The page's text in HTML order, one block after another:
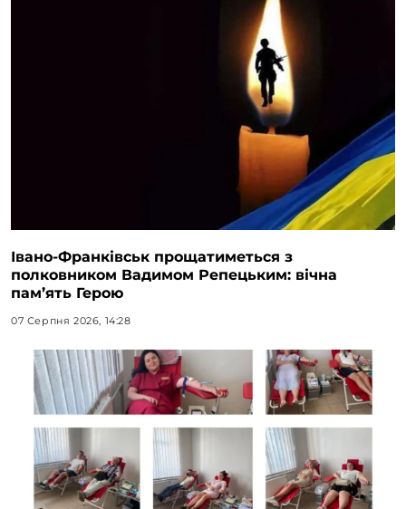
Івано-Франківськ прощатиметься з
полковником Вадимом Репецьким: вічна
пам’ять Герою
07 Серпня 2026, 14:28